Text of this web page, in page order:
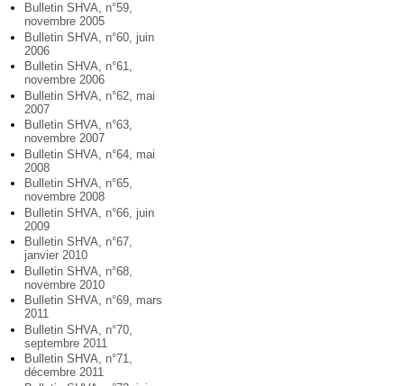
Bulletin SHVA, n°59,
novembre 2005
Bulletin SHVA, n°60, juin
2006
Bulletin SHVA, n°61,
novembre 2006
Bulletin SHVA, n°62, mai
2007
Bulletin SHVA, n°63,
novembre 2007
Bulletin SHVA, n°64, mai
2008
Bulletin SHVA, n°65,
novembre 2008
Bulletin SHVA, n°66, juin
2009
Bulletin SHVA, n°67,
janvier 2010
Bulletin SHVA, n°68,
novembre 2010
Bulletin SHVA, n°69, mars
2011
Bulletin SHVA, n°70,
septembre 2011
Bulletin SHVA, n°71,
décembre 2011